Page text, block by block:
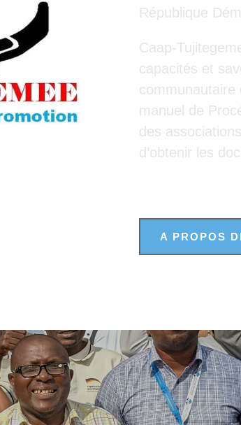
République
Caap-
capacités et
communautaire
manuel de
des
d’obtenir les
A PROPOS